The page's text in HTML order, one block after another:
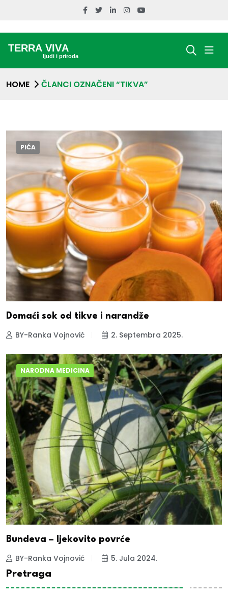
HOME ČLANCI OZNAČENI “TIKVA”
PIĆA
Domaći sok od tikve i narandže
BY-Ranka Vojnović 2. Septembra 2025.
NARODNA MEDICINA
Bundeva – ljekovito povrće
BY-Ranka Vojnović
5. Jula 2024.
Pretraga